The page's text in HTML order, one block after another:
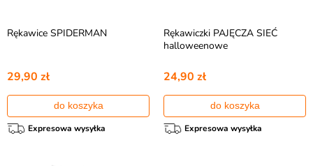
Rękawice SPIDERMAN
29,90 zł
do koszyka
Expresowa wysyłka
Rękawiczki PAJĘCZA SIEĆ
halloweenowe
24,90 zł
do koszyka
Expresowa wysyłka